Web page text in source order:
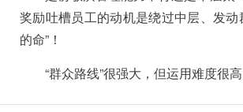
奖励吐槽员工的动机是绕过中层、发动
的命”！
“群众路线”很强大，但运用难度很高